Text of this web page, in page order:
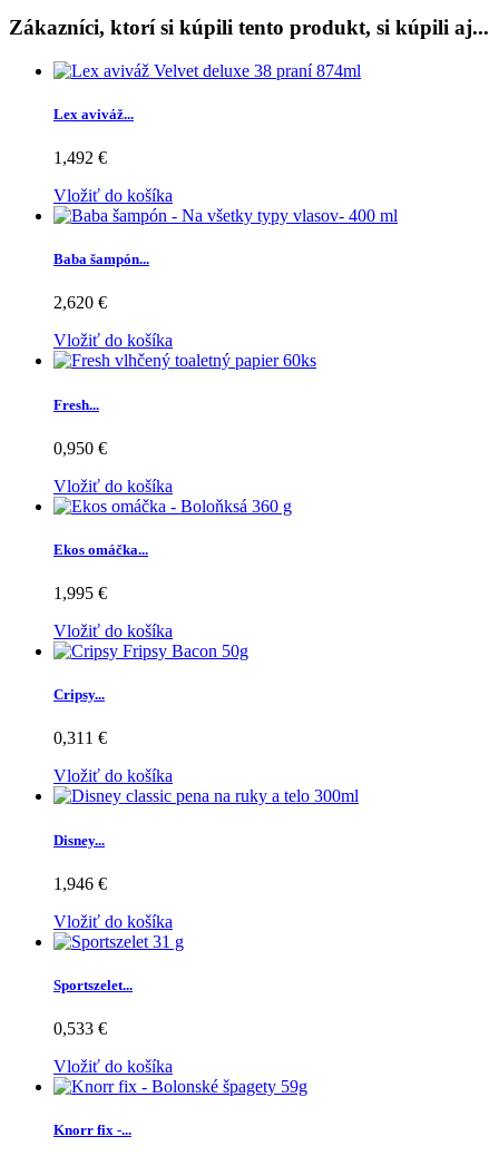
Zákazníci, ktorí si kúpili tento produkt, si kúpili aj...
Lex aviváž...
1,492 €
Vložiť do košíka
Baba šampón...
2,620 €
Vložiť do košíka
Fresh...
0,950 €
Vložiť do košíka
Ekos omáčka...
1,995 €
Vložiť do košíka
Cripsy...
0,311 €
Vložiť do košíka
Disney...
1,946 €
Vložiť do košíka
Sportszelet...
0,533 €
Vložiť do košíka
Knorr fix -...